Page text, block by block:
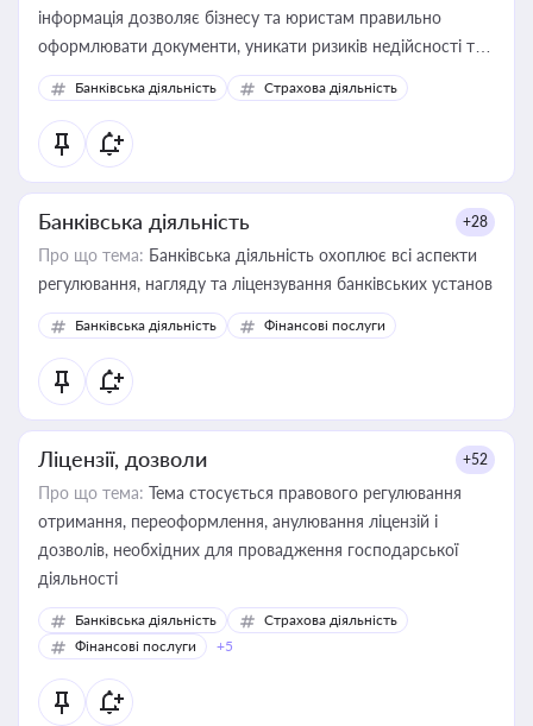
інформація дозволяє бізнесу та юристам правильно
оформлювати документи, уникати ризиків недійсності та
забезпечувати їх належне прийняття органами влади та
контрагентами
Банківська діяльність Страхова діяльність
Банківська діяльність +28
Про що тема: Банківська діяльність охоплює всі аспекти
регулювання, нагляду та ліцензування банківських установ
Банківська діяльність Фінансові послуги
Ліцензії, дозволи +52
Про що тема: Тема стосується правового регулювання
отримання, переоформлення, анулювання ліцензій і
дозволів, необхідних для провадження господарської
діяльності
Банківська діяльність
Страхова діяльність
Фінансові послуги
+5